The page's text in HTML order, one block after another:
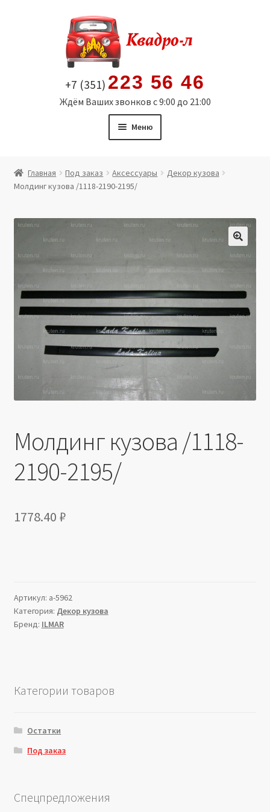
содержимому
+7 (351) 223 56 46
Ждём Ваших звонков с 9:00 до 21:00
Меню
Витрина
Мой аккаунт
Политика в отношении обработки персональных
данных
Производители
Юридические данные
Главная Под заказ Аксессуары
Декор кузова
Молдинг кузова /1118-2190-2195/
🔍
Молдинг кузова /1118-
2190-2195/
1778.40 ₽
Артикул: a-5962
Категория: Декор кузова
Бренд: ILMAR
Категории товаров
Остатки
Под заказ
Спецпредложения